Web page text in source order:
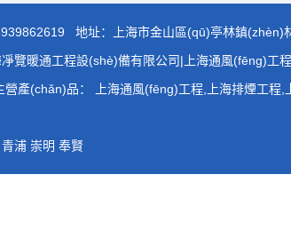
地址：上海市金山區(qū)亭林鎮(zhèn)
覽暖通工程設(shè)備有限公司|上海通風(fēng)工
營產(chǎn)品： 上海通風(fēng)工程,上海排煙工程,
青浦 崇明 奉賢